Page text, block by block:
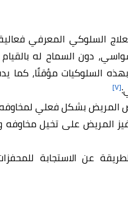
السلوكي المعرفي
دون السماح له بالقيام
السلوكيات مؤقتًا،
[٧]
المريض بشكل فعلي لمخاوفه
المريض على تخيل
عن الاستجابة